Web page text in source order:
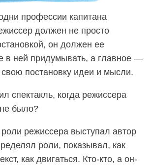
профессии капитана
должен не просто
он должен ее
в ней придумывать, а главное —
постановку идеи и мысли.
спектакль, когда режиссера
было?
режиссера выступал автор
роли, показывал, как
как двигаться. Кто-кто, а он-